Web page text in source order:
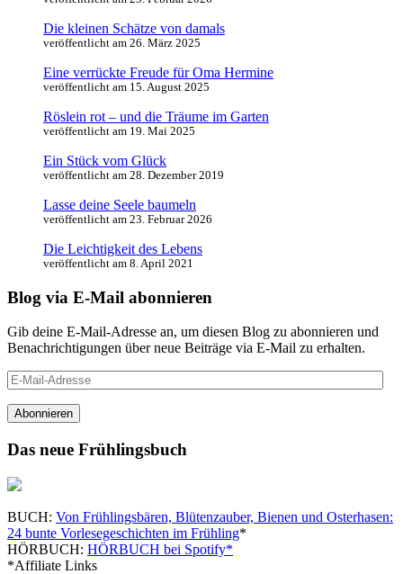
Die kleinen Schätze von damals
veröffentlicht am 26. März 2025
Eine verrückte Freude für Oma Hermine
veröffentlicht am 15. August 2025
Röslein rot – und die Träume im Garten
veröffentlicht am 19. Mai 2025
Ein Stück vom Glück
veröffentlicht am 28. Dezember 2019
Lasse deine Seele baumeln
veröffentlicht am 23. Februar 2026
Die Leichtigkeit des Lebens
veröffentlicht am 8. April 2021
Blog via E-Mail abonnieren
Gib deine E-Mail-Adresse an, um diesen Blog zu abonnieren und
Benachrichtigungen über neue Beiträge via E-Mail zu erhalten.
E-
Mail-
Adresse
Abonnieren
Das neue Frühlingsbuch
BUCH: Von Frühlingsbären, Blütenzauber, Bienen und Osterhasen:
24 bunte Vorlesegeschichten im Frühling*
HÖRBUCH: HÖRBUCH bei Spotify*
*Affiliate Links